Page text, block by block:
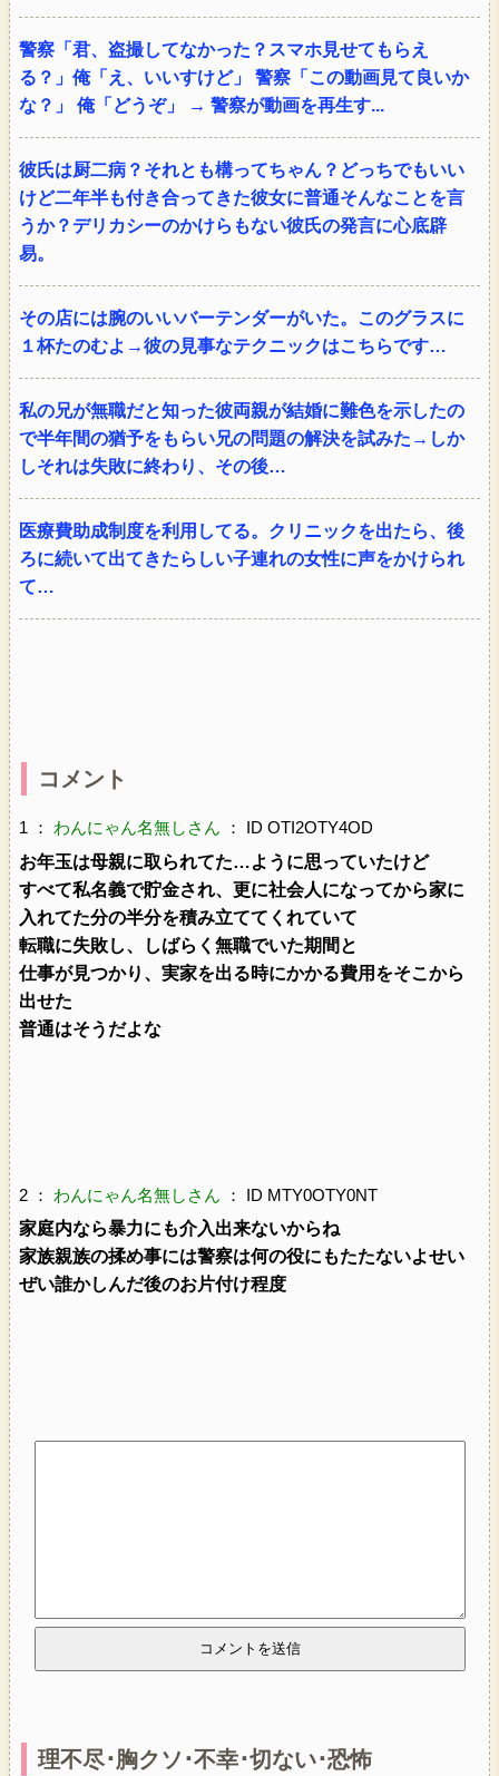
警察「君、盗撮してなかった？スマホ見せてもらえ
る？」俺「え、いいすけど」 警察「この動画見て良いか
な？」 俺「どうぞ」 → 警察が動画を再生す...
彼氏は厨二病？それとも構ってちゃん？どっちでもいい
けど二年半も付き合ってきた彼女に普通そんなことを言
うか？デリカシーのかけらもない彼氏の発言に心底辟
易。
その店には腕のいいバーテンダーがいた。このグラスに
１杯たのむよ→彼の見事なテクニックはこちらです…
私の兄が無職だと知った彼両親が結婚に難色を示したの
で半年間の猶予をもらい兄の問題の解決を試みた→しか
しそれは失敗に終わり、その後…
医療費助成制度を利用してる。クリニックを出たら、後
ろに続いて出てきたらしい子連れの女性に声をかけられ
て…
コメント
1 ： わんにゃん名無しさん ： ID OTI2OTY4OD
お年玉は母親に取られてた…ように思っていたけど
すべて私名義で貯金され、更に社会人になってから家に
入れてた分の半分を積み立ててくれていて
転職に失敗し、しばらく無職でいた期間と
仕事が見つかり、実家を出る時にかかる費用をそこから
出せた
普通はそうだよな
2 ： わんにゃん名無しさん ： ID MTY0OTY0NT
家庭内なら暴力にも介入出来ないからね
家族親族の揉め事には警察は何の役にもたたないよせい
ぜい誰かしんだ後のお片付け程度
理不尽･胸クソ･不幸･切ない･恐怖